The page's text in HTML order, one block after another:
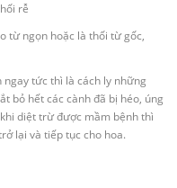
rễ
từ ngọn hoặc là thối từ gốc,
tức thì là cách ly những
bỏ hết các cành đã bị héo, úng
diệt trừ được mầm bệnh thì
lại và tiếp tục cho hoa.